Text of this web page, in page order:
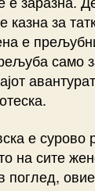
казна за
е
само
сурово
на сите
поглед,